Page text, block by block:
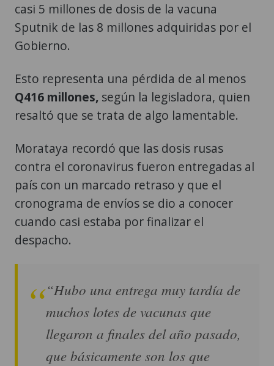
casi 5 millones de dosis de la vacuna
Sputnik de las 8 millones adquiridas por el
Gobierno.
Esto representa una pérdida de al menos
Q416 millones, según la legisladora, quien
resaltó que se trata de algo lamentable.
Morataya recordó que las dosis rusas
contra el coronavirus fueron entregadas al
país con un marcado retraso y que el
cronograma de envíos se dio a conocer
cuando casi estaba por finalizar el
despacho.
“Hubo una entrega muy tardía de
muchos lotes de vacunas que
llegaron a finales del año pasado,
que básicamente son los que